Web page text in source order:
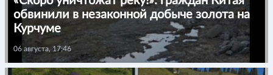
обвинили в незаконной добыче золота на
Курчуме
06 августа, 17:46